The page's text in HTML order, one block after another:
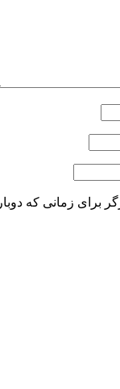
برای زمانی که